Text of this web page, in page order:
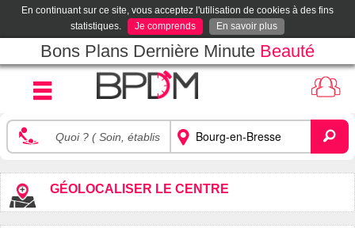
En continuant sur ce site, vous acceptez l'utilisation de cookies à des fins
statistiques.
Je comprends En savoir plus
Bons Plans Dernière Minute Beauté
GÉOLOCALISER LE CENTRE